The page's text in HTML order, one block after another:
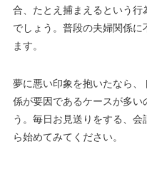
合、たとえ捕まえるという行
でしょう。普段の夫婦関係
ます。
夢に悪い印象を抱いたなら
係が要因であるケースが多い
う。毎日お見送りをする、
ら始めてみてください。